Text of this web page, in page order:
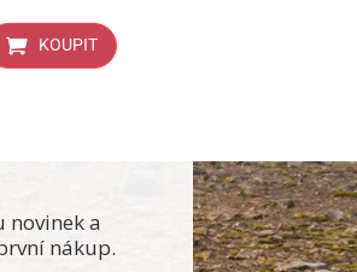
KOUPIT
novinek a
nákup.